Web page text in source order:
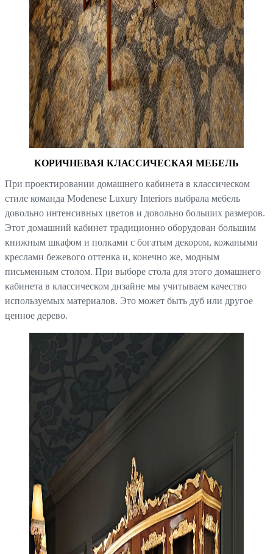
КОРИЧНЕВАЯ КЛАССИЧЕСКАЯ МЕБЕЛЬ
При проектировании домашнего кабинета в классическом
стиле команда Modenese Luxury Interiors выбрала мебель
довольно интенсивных цветов и довольно больших размеров.
Этот домашний кабинет традиционно оборудован большим
книжным шкафом и полками с богатым декором, кожаными
креслами бежевого оттенка и, конечно же, модным
письменным столом. При выборе стола для этого домашнего
кабинета в классическом дизайне мы учитываем качество
используемых материалов. Это может быть дуб или другое
ценное дерево.